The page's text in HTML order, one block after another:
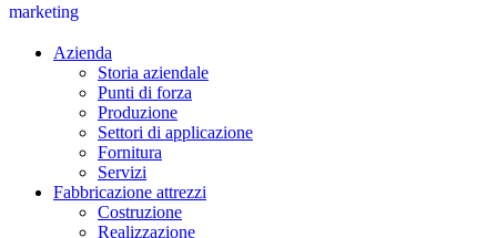
marketing
Azienda
Storia aziendale
Punti di forza
Produzione
Settori di applicazione
Fornitura
Servizi
Fabbricazione attrezzi
Costruzione
Realizzazione